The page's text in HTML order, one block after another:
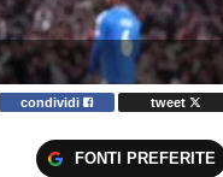
condividi tweet
FONTI PREFERITE